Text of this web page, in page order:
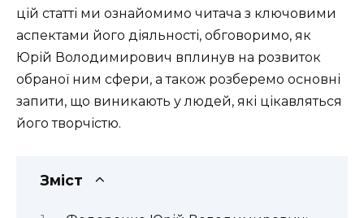
цій статті ми ознайомимо читача з ключовими
аспектами його діяльності, обговоримо, як
Юрій Володимирович вплинув на розвиток
обраної ним сфери, а також розберемо основні
запити, що виникають у людей, які цікавляться
його творчістю.
Зміст